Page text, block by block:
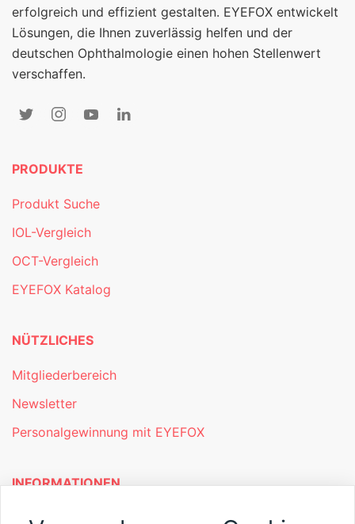
erfolgreich und effizient gestalten. EYEFOX entwickelt
Lösungen, die Ihnen zuverlässig helfen und der
deutschen Ophthalmologie einen hohen Stellenwert
verschaffen.
PRODUKTE
Produkt Suche
IOL-Vergleich
OCT-Vergleich
EYEFOX Katalog
NÜTZLICHES
Mitgliederbereich
Newsletter
Personalgewinnung mit EYEFOX
INFORMATIONEN
Was ist EYEFOX – Ihre Möglichkeiten